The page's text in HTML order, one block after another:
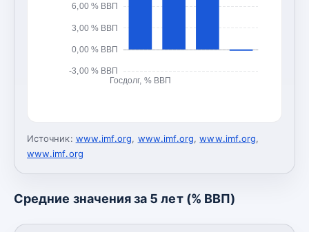
-3,00 % ВВП
0,00 % ВВП
3,00 % ВВП
6,00 % ВВП
Госдолг, % ВВП
Источник: www.imf.org, www.imf.org,www.imf.org,
www.imf.org
Средние значения за 5 лет (% ВВП)